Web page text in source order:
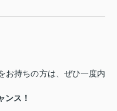
お持ちの方は、ぜひ一度内
ンス！